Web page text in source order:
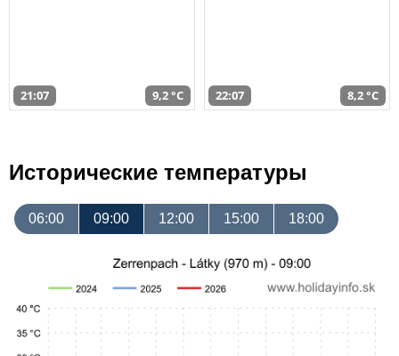
21:07 9,2 °C 22:07 8,2 °C
Исторические температуры
06:00 09:00 12:00 15:00 18:00